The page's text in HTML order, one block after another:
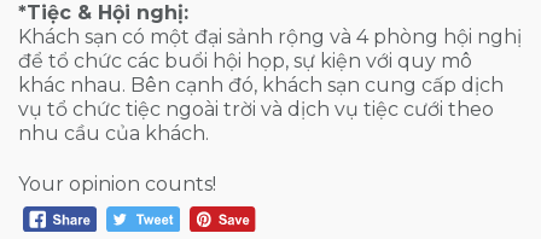
*Tiệc & Hội nghị:
Khách sạn có một đại sảnh rộng và 4 phòng hội nghị
để tổ chức các buổi hội họp, sự kiện với quy mô
khác nhau. Bên cạnh đó, khách sạn cung cấp dịch
vụ tổ chức tiệc ngoài trời và dịch vụ tiệc cưới theo
nhu cầu của khách.
Your opinion counts!